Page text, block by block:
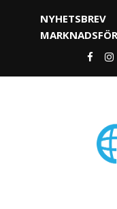
NYHETSBREV